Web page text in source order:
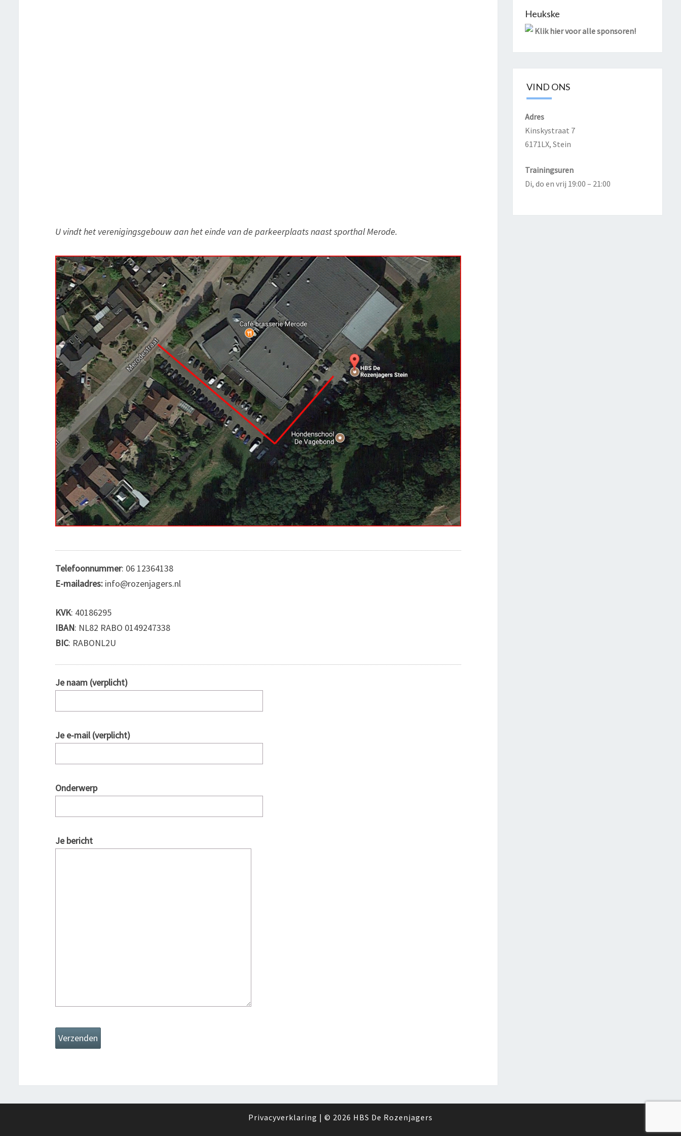
U vindt het verenigingsgebouw aan het einde van de parkeerplaats naast sporthal Merode.
Telefoonnummer: 06 12364138
E-mailadres: info@rozenjagers.nl
KVK: 40186295
IBAN: NL82 RABO 0149247338
BIC: RABONL2U
Je naam (verplicht)
Je e-mail (verplicht)
Onderwerp
Je bericht
Heukske
Klik hier voor alle sponsoren!
VIND ONS
Adres
Kinskystraat 7
6171LX, Stein
Trainingsuren
Di, do en vrij 19:00 – 21:00
Privacyverklaring | © 2026 HBS De Rozenjagers